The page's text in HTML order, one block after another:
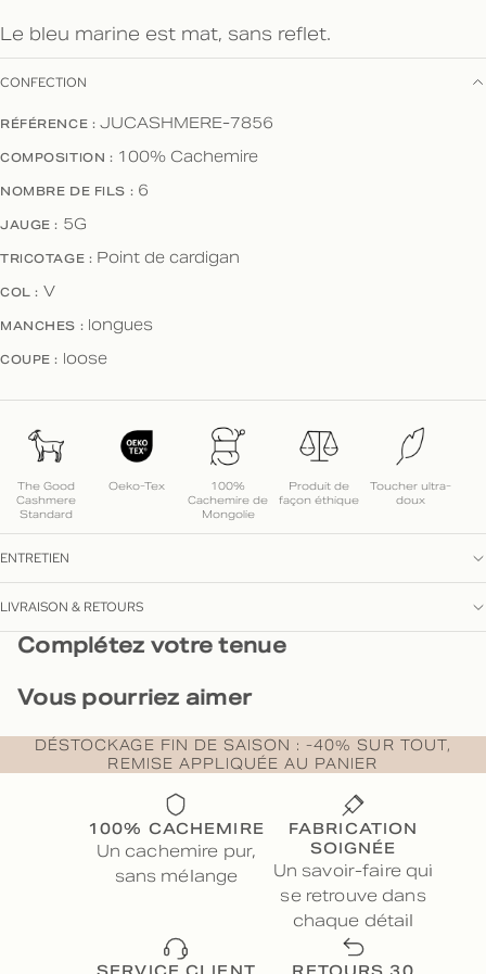
Le bleu marine est mat, sans reflet.
CONFECTION
RÉFÉRENCE : JUCASHMERE-7856
COMPOSITION : 100% Cachemire
NOMBRE DE FILS : 6
JAUGE : 5G
TRICOTAGE : Point de cardigan
COL : V
MANCHES : longues
COUPE : loose
The Good
Cashmere
Standard
Oeko-Tex
100%
Cachemire de
Mongolie
Produit de
façon éthique
Toucher ultra-
doux
ENTRETIEN
LIVRAISON & RETOURS
Complétez votre tenue
Vous pourriez aimer
DÉSTOCKAGE FIN DE SAISON : -40% SUR TOUT,
REMISE APPLIQUÉE AU PANIER
100% CACHEMIRE
Un cachemire pur,
sans mélange
FABRICATION
SOIGNÉE
Un savoir-faire qui
se retrouve dans
chaque détail